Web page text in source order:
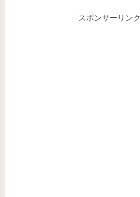
スポンサーリンク